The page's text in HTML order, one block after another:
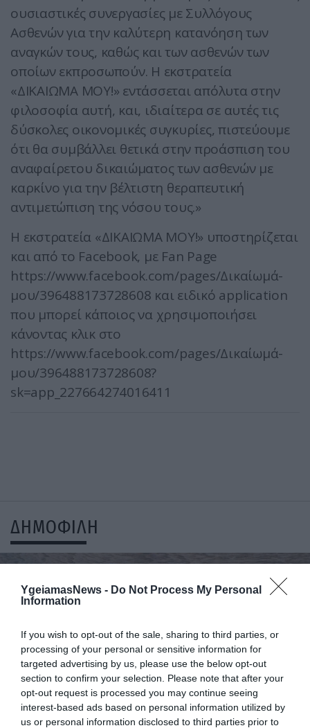
YgeiamasNews - Do Not Process My Personal
Information
If you wish to opt-out of the sale, sharing to third parties, or
processing of your personal or sensitive information for
targeted advertising by us, please use the below opt-out
section to confirm your selection. Please note that after your
opt-out request is processed you may continue seeing
interest-based ads based on personal information utilized by
us or personal information disclosed to third parties prior to
ουσιαστικές συνεργασίες με Συλλόγους
Ασθενών για την καλύτερη κατανόηση των
αναγκών τους, καθώς και των ασθενών των
οποίων εκπροσωπούν. Η εκστρατεία
«ΔΙΚΑΙΩΜΑ ΜΟΥ!» εντάσσεται απόλυτα στην
φιλοσοφία αυτή, και, ιδιαίτερα σε αυτές τις
δύσκολες οικονομικές συγκυρίες, πιστεύουμε
ότι θα συμβάλλει θετικά στην προάσπιση του
αναφαίρετου δικαιώματος των ασθενών με
καρκίνο για την βέλτιστη θεραπευτική
αντιμετώπιση της νόσου τους.»
Η εκστρατεία «ΔΙΚΑΙΩΜΑ ΜΟΥ!» υποστηρίζεται
και από το Facebook, με Fan Page
https://www.facebook.com/pages/Δικαίωμά-
μου/396488173728608 και ειδικό application
που μπορεί κάποιος να χρησιμοποιήσει
κάνοντας κλικ στο
https://www.facebook.com/pages/Δικαίωμά-
μου/396488173728608?
sk=app_227664274016411
ΔΗΜΟΦΙΛΗ
ΥΓΕΙΑ
1 Αυτό είναι το θαυματουργό έλαιο που
προστατεύει από το Αλτχάιμερ